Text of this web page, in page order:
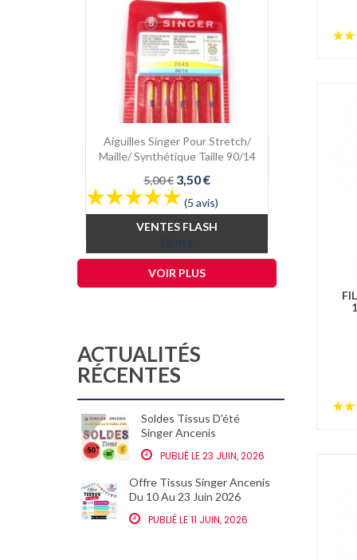
Aiguilles Singer Pour Stretch/
Maille/ Synthétique Taille 90/14
Prix
de
base
5,00 € Prix
3,50 €
(5 avis)
VENTES FLASH
j h m s
Aperçu rapide
VOIR PLUS
ACTUALITÉS
RÉCENTES
Soldes Tissus D'été
Singer Ancenis
PUBLIÉ LE 23 JUIN, 2026
Offre Tissus Singer Ancenis
Du 10 Au 23 Juin 2026
PUBLIÉ LE 11 JUIN, 2026